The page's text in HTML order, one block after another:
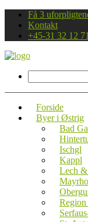
Få 3
Kontakt
+45-31 32 12 71
Forside
Byer i Østrig
Bad
Ischgl
Kappl
Lech
Region